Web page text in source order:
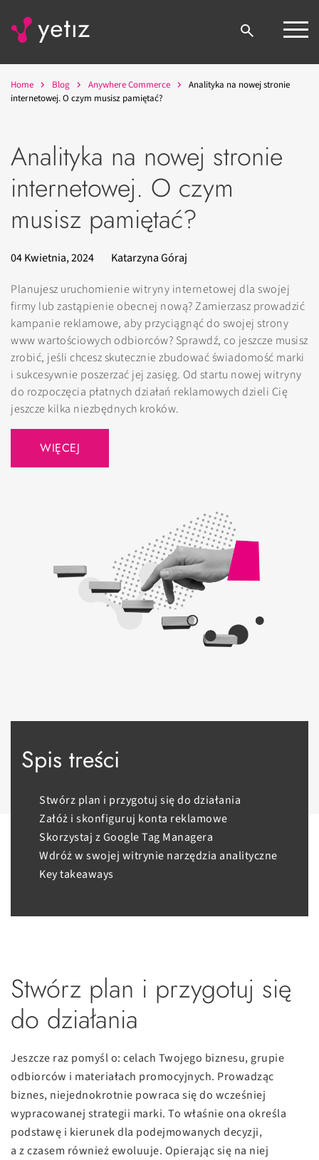
Home Blog Anywhere Commerce
Analityka na nowej stronie
internetowej. O czym musisz pamiętać?
Analityka na nowej stronie
internetowej. O czym
musisz pamiętać?
04 Kwietnia, 2024
Katarzyna Góraj
Planujesz uruchomienie witryny internetowej dla swojej
firmy lub zastąpienie obecnej nową? Zamierzasz prowadzić
kampanie reklamowe, aby przyciągnąć do swojej strony
www wartościowych odbiorców? Sprawdź, co jeszcze musisz
zrobić, jeśli chcesz skutecznie zbudować świadomość marki
i sukcesywnie poszerzać jej zasięg. Od startu nowej witryny
do rozpoczęcia płatnych działań reklamowych dzieli Cię
jeszcze kilka niezbędnych kroków.
WIĘCEJ
Spis treści
Stwórz plan i przygotuj się do działania
Załóż i skonfiguruj konta reklamowe
Skorzystaj z Google Tag Managera
Wdróż w swojej witrynie narzędzia analityczne
Key takeaways
Stwórz plan i przygotuj się
do działania
Jeszcze raz pomyśl o: celach Twojego biznesu, grupie
odbiorców i materiałach promocyjnych. Prowadząc
biznes, niejednokrotnie powraca się do wcześniej
wypracowanej strategii marki. To właśnie ona określa
podstawę i kierunek dla podejmowanych decyzji,
a z czasem również ewoluuje. Opierając się na niej